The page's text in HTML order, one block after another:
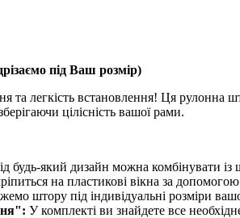
під Ваш розмір)
та легкість встановлення! Ця рулонна
цілісність вашої рами.
будь-який дизайн можна комбінувати
на пластикові вікна за
штору під індивідуальні розміри
У комплекті ви знайдете все